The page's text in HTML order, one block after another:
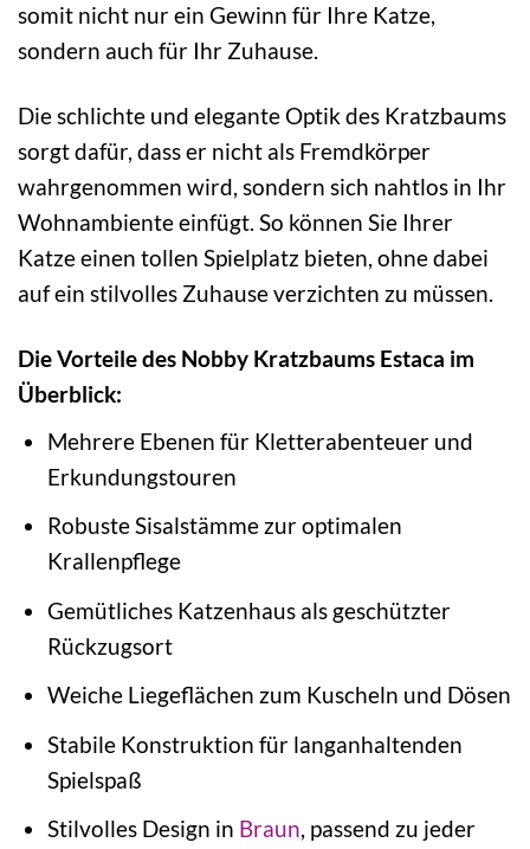
somit nicht nur ein Gewinn für Ihre Katze,
sondern auch für Ihr Zuhause.
Die schlichte und elegante Optik des Kratzbaums
sorgt dafür, dass er nicht als Fremdkörper
wahrgenommen wird, sondern sich nahtlos in Ihr
Wohnambiente einfügt. So können Sie Ihrer
Katze einen tollen Spielplatz bieten, ohne dabei
auf ein stilvolles Zuhause verzichten zu müssen.
Die Vorteile des Nobby Kratzbaums Estaca im
Überblick:
Mehrere Ebenen für Kletterabenteuer und
Erkundungstouren
Robuste Sisalstämme zur optimalen
Krallenpflege
Gemütliches Katzenhaus als geschützter
Rückzugsort
Weiche Liegeflächen zum Kuscheln und Dösen
Stabile Konstruktion für langanhaltenden
Spielspaß
Stilvolles Design in Braun, passend zu jeder